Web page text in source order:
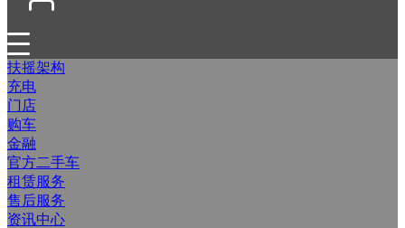
扶摇架构
充电
门店
购车
金融
官方二手车
租赁服务
售后服务
资讯中心